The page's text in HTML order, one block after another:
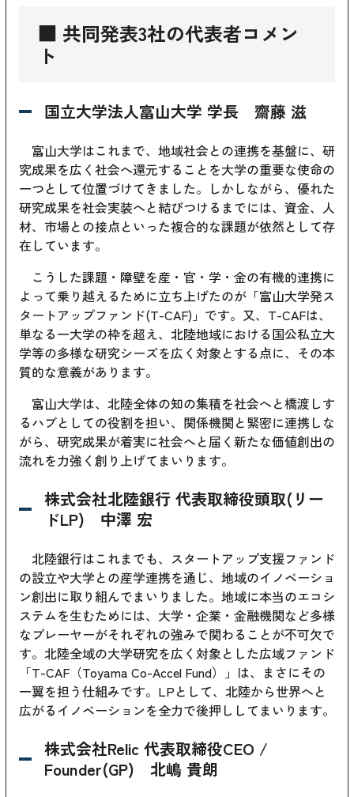
■ 共同発表3社の代表者コメン
ト
国立大学法人富山大学 学長 齋藤 滋
富山大学はこれまで、地域社会との連携を基盤に、研
究成果を広く社会へ還元することを大学の重要な使命の
一つとして位置づけてきました。しかしながら、優れた
研究成果を社会実装へと結びつけるまでには、資金、人
材、市場との接点といった複合的な課題が依然として存
在しています。
こうした課題・障壁を産・官・学・金の有機的連携に
よって乗り越えるために立ち上げたのが「富山大学発ス
タートアップファンド(T-CAF)」です。又、T-CAFは、
単なる一大学の枠を超え、北陸地域における国公私立大
学等の多様な研究シーズを広く対象とする点に、その本
質的な意義があります。
富山大学は、北陸全体の知の集積を社会へと橋渡しす
るハブとしての役割を担い、関係機関と緊密に連携しな
がら、研究成果が着実に社会へと届く新たな価値創出の
流れを力強く創り上げてまいります。
株式会社北陸銀行 代表取締役頭取(リー
ドLP) 中澤 宏
北陸銀行はこれまでも、スタートアップ支援ファンド
の設立や大学との産学連携を通じ、地域のイノベーショ
ン創出に取り組んでまいりました。地域に本当のエコシ
ステムを生むためには、大学・企業・金融機関など多様
なプレーヤーがそれぞれの強みで関わることが不可欠で
す。北陸全域の大学研究を広く対象とした広域ファンド
「T-CAF（Toyama Co-Accel Fund）」は、まさにその
一翼を担う仕組みです。LPとして、北陸から世界へと
広がるイノベーションを全力で後押ししてまいります。
株式会社Relic 代表取締役CEO /
Founder(GP) 北嶋 貴朗